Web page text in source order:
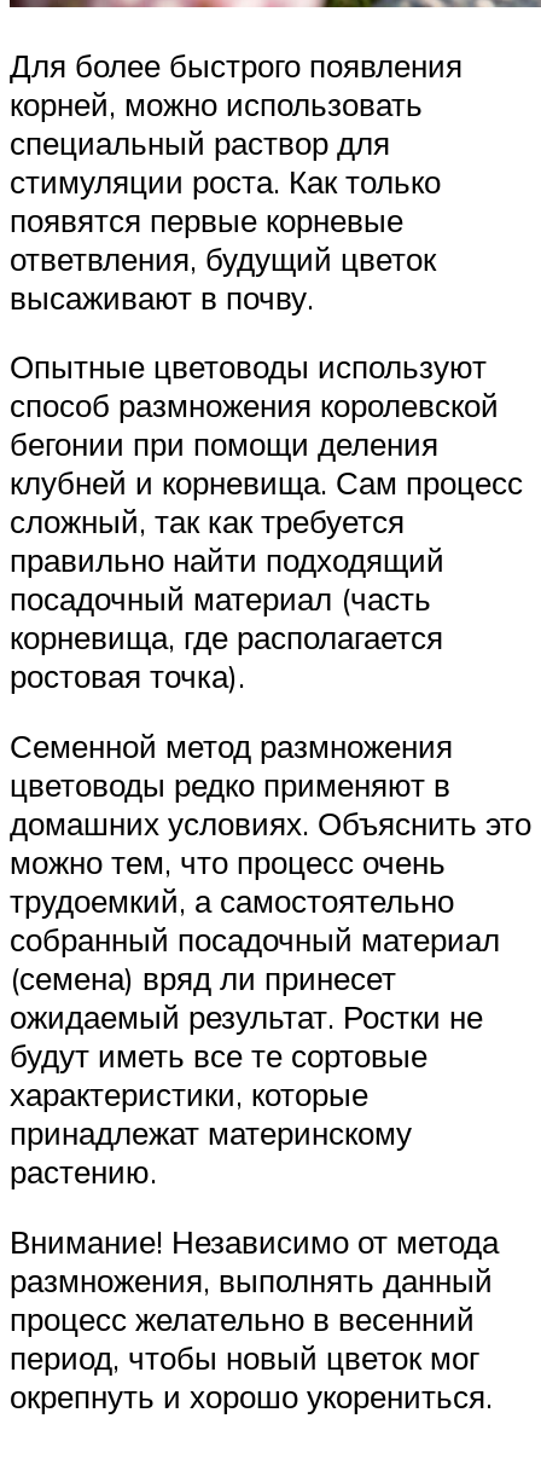
Для более быстрого появления
корней, можно использовать
специальный раствор для
стимуляции роста. Как только
появятся первые корневые
ответвления, будущий цветок
высаживают в почву.
Опытные цветоводы используют
способ размножения королевской
бегонии при помощи деления
клубней и корневища. Сам процесс
сложный, так как требуется
правильно найти подходящий
посадочный материал (часть
корневища, где располагается
ростовая точка).
Семенной метод размножения
цветоводы редко применяют в
домашних условиях. Объяснить это
можно тем, что процесс очень
трудоемкий, а самостоятельно
собранный посадочный материал
(семена) вряд ли принесет
ожидаемый результат. Ростки не
будут иметь все те сортовые
характеристики, которые
принадлежат материнскому
растению.
Внимание! Независимо от метода
размножения, выполнять данный
процесс желательно в весенний
период, чтобы новый цветок мог
окрепнуть и хорошо укорениться.